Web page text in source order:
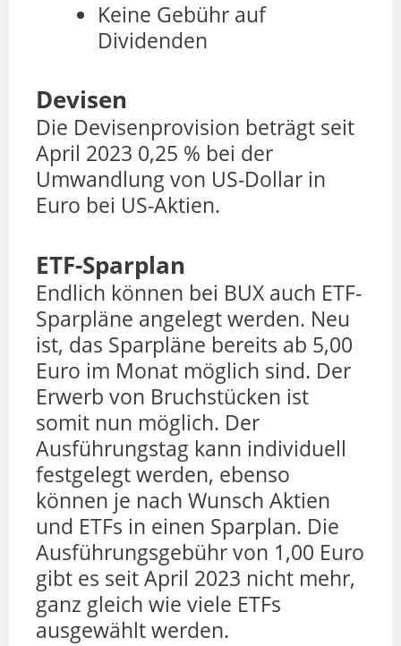
Keine Gebühr auf
Dividenden
Devisen
Die Devisenprovision beträgt seit
April 2023 0,25 % bei der
Umwandlung von US-Dollar in
Euro bei US-Aktien.
ETF-Sparplan
Endlich können bei BUX auch ETF-
Sparpläne angelegt werden. Neu
ist, das Sparpläne bereits ab 5,00
Euro im Monat möglich sind. Der
Erwerb von Bruchstücken ist
somit nun möglich. Der
Ausführungstag kann individuell
festgelegt werden, ebenso
können je nach Wunsch Aktien
und ETFs in einen Sparplan. Die
Ausführungsgebühr von 1,00 Euro
gibt es seit April 2023 nicht mehr,
ganz gleich wie viele ETFs
ausgewählt werden.